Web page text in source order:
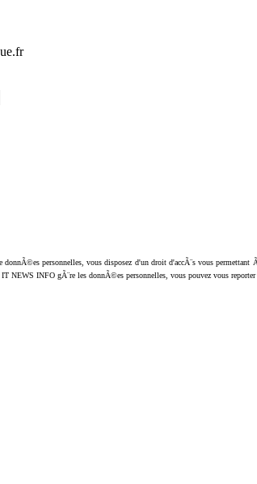
personnelles, vous disposez d'un droit d'accÃ¨s vous
IT NEWS INFO gÃ¨re les donnÃ©es personnelles, vous pouvez vous